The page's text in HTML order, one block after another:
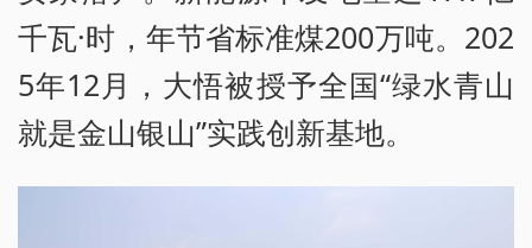
千瓦·时，年节省标准煤200万吨。202
5年12月，大悟被授予全国“绿水青山
就是金山银山”实践创新基地。